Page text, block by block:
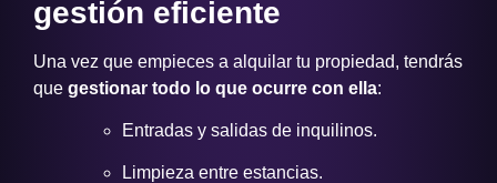
gestión eficiente
Una vez que empieces a alquilar tu propiedad, tendrás
que gestionar todo lo que ocurre con ella:
Entradas y salidas de inquilinos.
Limpieza entre estancias.